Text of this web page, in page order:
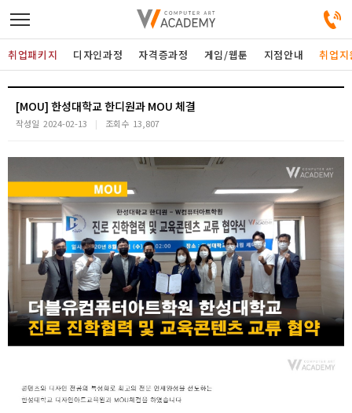
디자인정규과정
게임과정
자격증과정
커뮤니티
취업패키지
취업패키지 디자인과정 자격증과정 게임/웹툰 지점안내 취업
[MOU] 한성대학교 한디원과 MOU 체결
작성일 2024-02-13 조회수 13,807